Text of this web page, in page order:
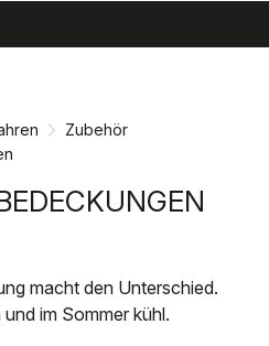
Zubehör
macht den Unterschied.
im Sommer kühl.